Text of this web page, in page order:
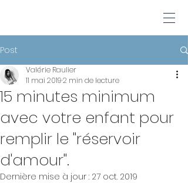
Post
15 minutes minimum
avec votre enfant pour
remplir le "réservoir
d'amour".
Valérie Raulier
11 mai 20192 min de lecture
Dernière mise à jour : 27 oct. 2019